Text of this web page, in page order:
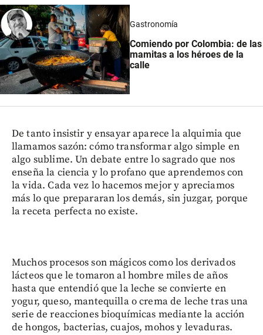
Gastronomía
Comiendo por Colombia: de las
mamitas a los héroes de la
calle
De tanto insistir y ensayar aparece la alquimia que
llamamos sazón: cómo transformar algo simple en
algo sublime. Un debate entre lo sagrado que nos
enseña la ciencia y lo profano que aprendemos con
la vida. Cada vez lo hacemos mejor y apreciamos
más lo que prepararan los demás, sin juzgar, porque
la receta perfecta no existe.
Muchos procesos son mágicos como los derivados
lácteos que le tomaron al hombre miles de años
hasta que entendió que la leche se convierte en
yogur, queso, mantequilla o crema de leche tras una
serie de reacciones bioquímicas mediante la acción
de hongos, bacterias, cuajos, mohos y levaduras.